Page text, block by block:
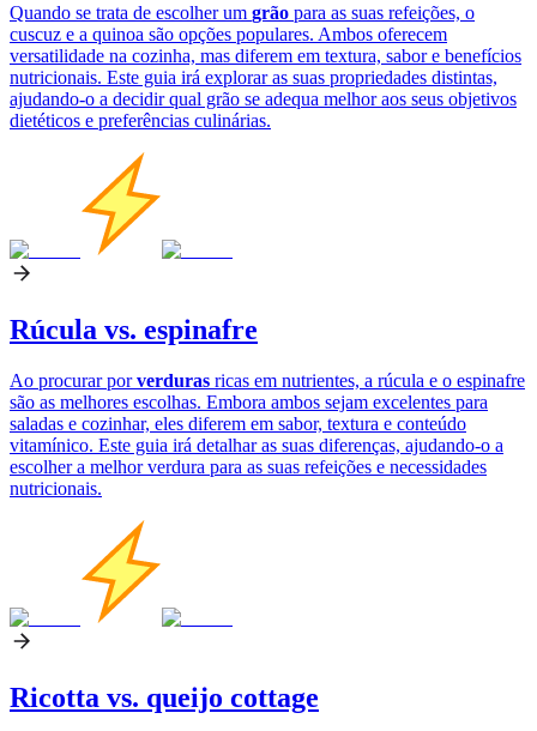
Quando se trata de escolher um grão para as suas refeições, o
cuscuz e a quinoa são opções populares. Ambos oferecem
versatilidade na cozinha, mas diferem em textura, sabor e benefícios
nutricionais. Este guia irá explorar as suas propriedades distintas,
ajudando-o a decidir qual grão se adequa melhor aos seus objetivos
dietéticos e preferências culinárias.
Rúcula vs. espinafre
Ao procurar porverduras ricas em nutrientes, a rúcula e o espinafre
são as melhores escolhas. Embora ambos sejam excelentes para
saladas e cozinhar, eles diferem em sabor, textura e conteúdo
vitamínico. Este guia irá detalhar as suas diferenças, ajudando-o a
escolher a melhor verdura para as suas refeições e necessidades
nutricionais.
Ricotta vs. queijo cottage